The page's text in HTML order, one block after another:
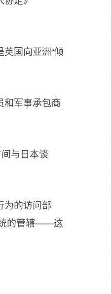
国向亚洲“倾
和军事承包商
与日本谈
为的访问部
统的管辖——这